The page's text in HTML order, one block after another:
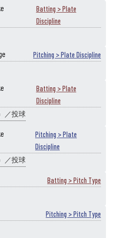
Batting > Plate
Discipline
Pitching > Plate Discipline
Batting > Plate
Discipline
／投球
Pitching > Plate
Discipline
／投球
Batting > Pitch Type
Pitching > Pitch Type